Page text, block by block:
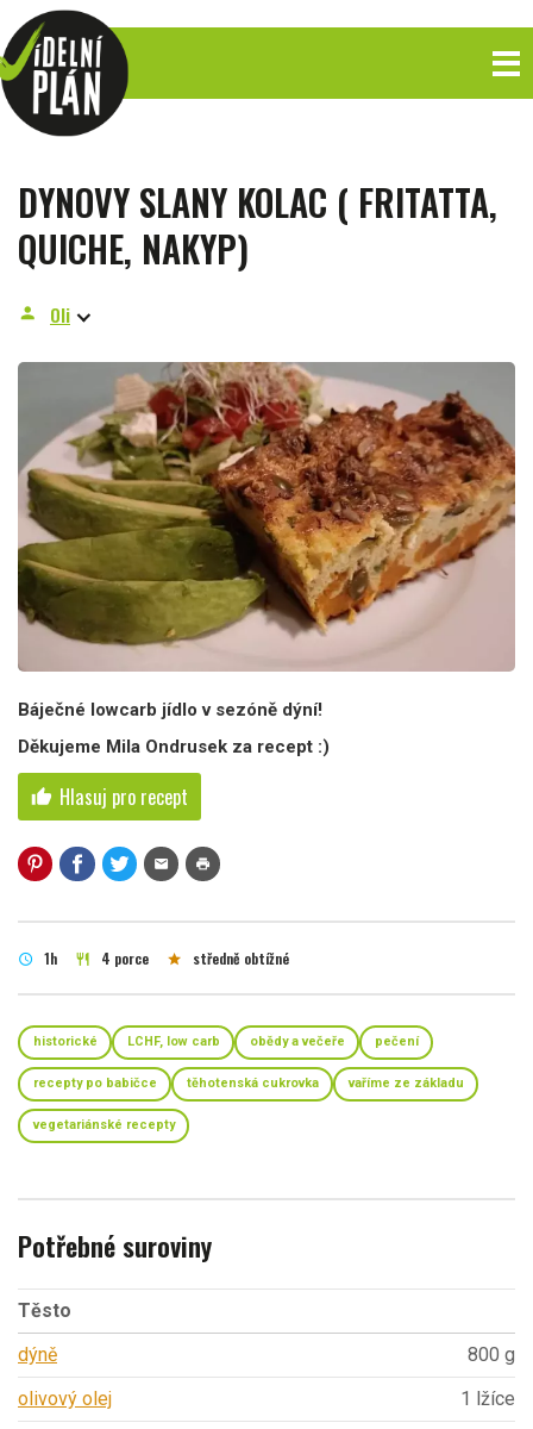
DYNOVY SLANY KOLAC ( FRITATTA,
QUICHE, NAKYP)
person Oli
Báječné lowcarb jídlo v sezóně dýní!
Děkujeme Mila Ondrusek za recept :)
thumb_up Hlasuj pro recept
mail print
schedule 1h restaurant 4 porce star středně obtížné
historické LCHF, low carb obědy a večeře pečení
recepty po babičce těhotenská cukrovka vaříme ze základu
vegetariánské recepty
Potřebné suroviny
Těsto
dýně
800 g
olivový olej
1 lžíce